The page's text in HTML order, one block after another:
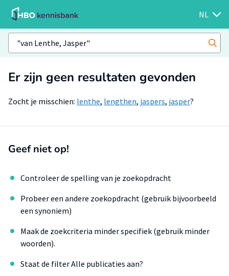
NL
Er zijn geen resultaten gevonden
Zocht je misschien: lenthe, lengthen, jaspers, jasper?
Geef niet op!
Controleer de spelling van je zoekopdracht
Probeer een andere zoekopdracht (gebruik bijvoorbeeld
een synoniem)
Maak de zoekcriteria minder specifiek (gebruik minder
woorden).
Staat de filter Alle publicaties aan?